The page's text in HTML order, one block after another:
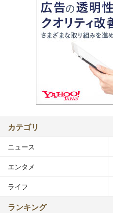
カテゴリ
ニュース
エンタメ
ライフ
ランキング